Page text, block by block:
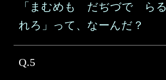
「まむめも だぢづで らる
れろ」って、なーんだ？
Q.5